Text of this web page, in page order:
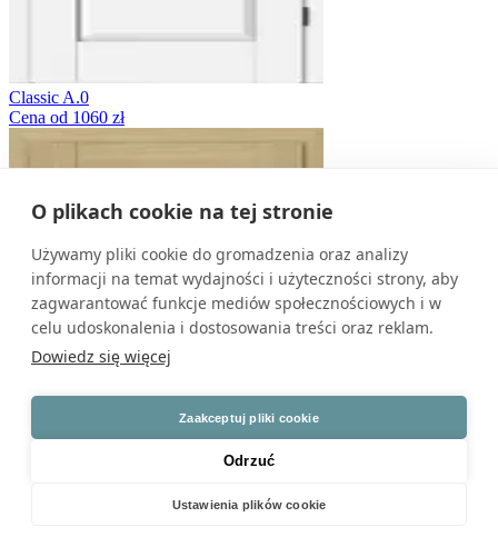
O plikach cookie na tej stronie
Używamy pliki cookie do gromadzenia oraz analizy
informacji na temat wydajności i użyteczności strony, aby
zagwarantować funkcje mediów społecznościowych i w
celu udoskonalenia i dostosowania treści oraz reklam.
Dowiedz się więcej
Zaakceptuj pliki cookie
Odrzuć
Ustawienia plików cookie
Classic A.0
Cena od 1060 zł